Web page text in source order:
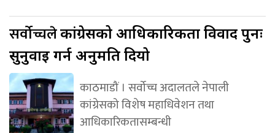
सर्वोच्चलेकांग्रेसको आधिकारिकता विवाद पुनः
सुनुवाइ गर्न अनुमति दियो
काठमाडौं । सर्वोच्च अदालतले नेपाली
कांग्रेसको विशेष महाधिवेशन तथा
आधिकारिकतासम्बन्धी